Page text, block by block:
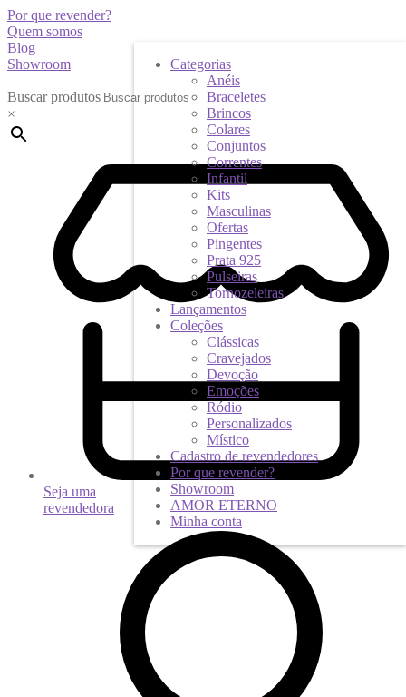
Por que revender?
Quem somos
Blog
Showroom
Buscar produtos
×
Seja uma
revendedora
Categorias
Anéis
Braceletes
Brincos
Colares
Conjuntos
Correntes
Infantil
Kits
Masculinas
Ofertas
Pingentes
Prata 925
Pulseiras
Tornozeleiras
Lançamentos
Coleções
Clássicas
Cravejados
Devoção
Emoções
Ródio
Personalizados
Místico
Cadastro de revendedores
Por que revender?
Showroom
AMOR ETERNO
Minha conta